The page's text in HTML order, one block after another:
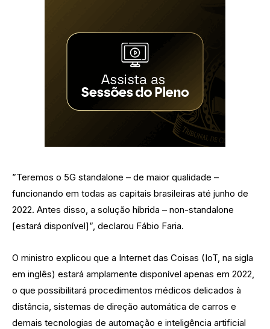
”Teremos o 5G standalone – de maior qualidade –
funcionando em todas as capitais brasileiras até junho de
2022. Antes disso, a solução híbrida – non-standalone
[estará disponível]”, declarou Fábio Faria.
O ministro explicou que a Internet das Coisas (IoT, na sigla
em inglês) estará amplamente disponível apenas em 2022,
o que possibilitará procedimentos médicos delicados à
distância, sistemas de direção automática de carros e
demais tecnologias de automação e inteligência artificial